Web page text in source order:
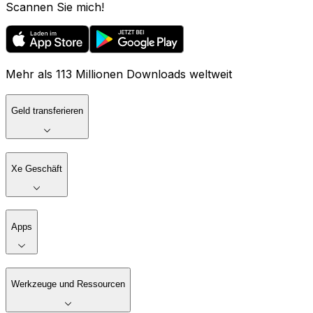
Scannen Sie mich!
Mehr als 113 Millionen Downloads weltweit
Geld transferieren
Xe Geschäft
Apps
Werkzeuge und Ressourcen